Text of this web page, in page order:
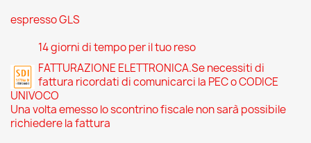
espresso GLS
14 giorni di tempo per il tuo reso
FATTURAZIONE ELETTRONICA.Se necessiti di
fattura ricordati di comunicarci la PEC o CODICE
UNIVOCO
Una volta emesso lo scontrino fiscale non sarà possibile
richiedere la fattura